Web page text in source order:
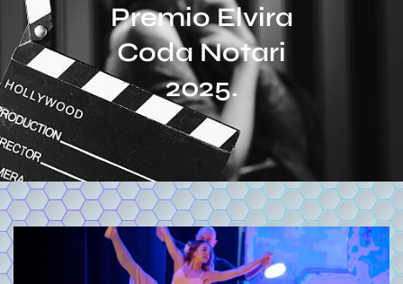
Premio Elvira
Coda Notari
2025.